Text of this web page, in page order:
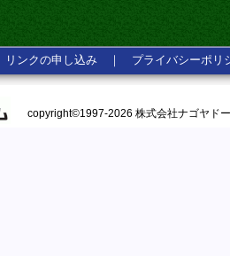
リンクの申し込み ｜ プライバシーポリ
copyright©1997-2026 株式会社ナゴヤド